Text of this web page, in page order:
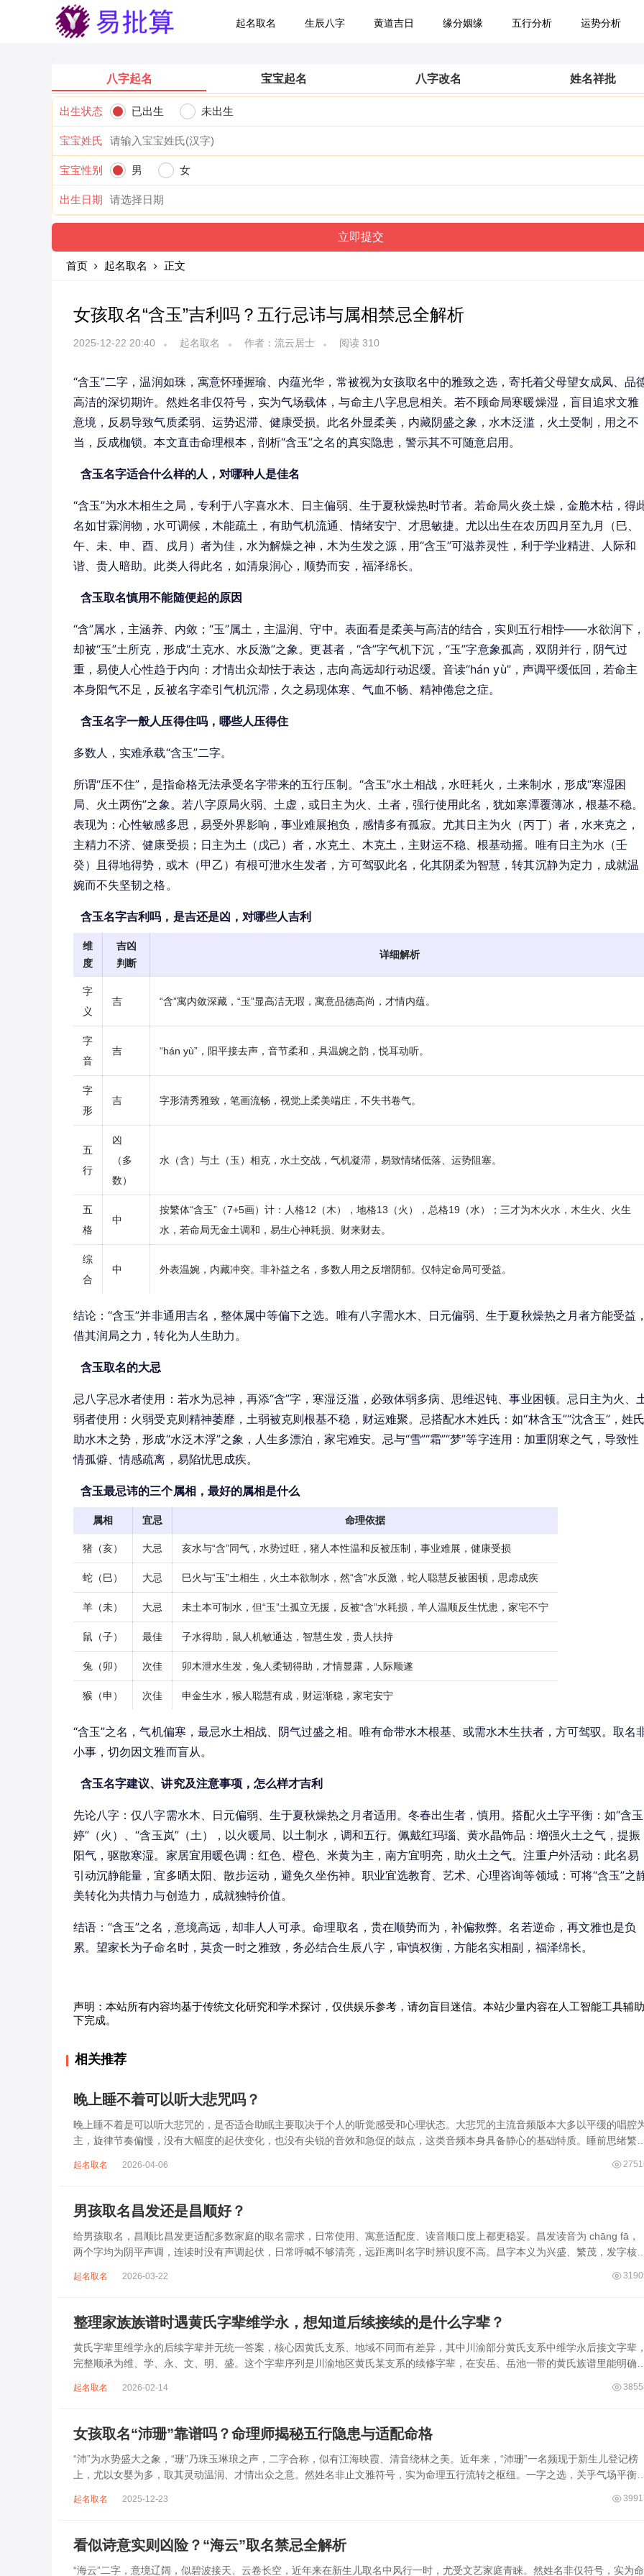
起名取名 生辰八字 黄道吉日 缘分姻缘 五行分析 运势分析
八字起名 宝宝起名 八字改名 姓名祥批
出生状态 已出生 未出生
宝宝姓氏
宝宝性别 男 女
出生日期
首页 起名取名 正文
女孩取名“含玉”吉利吗？五行忌讳与属相禁忌全解析
2025-12-22 20:40 起名取名 作者：流云居士 阅读 310
“含玉”二字，温润如珠，寓意怀瑾握瑜、内蕴光华，常被视为女孩取名中的雅致之选，寄托着父母望女成凤、品
高洁的深切期许。然姓名非仅符号，实为气场载体，与命主八字息息相关。若不顾命局寒暖燥湿，盲目追求文雅
意境，反易导致气质柔弱、运势迟滞、健康受损。此名外显柔美，内藏阴盛之象，水木泛滥，火土受制，用之不
当，反成枷锁。本文直击命理根本，剖析“含玉”之名的真实隐患，警示其不可随意启用。
含玉名字适合什么样的人，对哪种人是佳名
“含玉”为水木相生之局，专利于八字喜水木、日主偏弱、生于夏秋燥热时节者。若命局火炎土燥，金脆木枯，得
名如甘霖润物，水可调候，木能疏土，有助气机流通、情绪安宁、才思敏捷。尤以出生在农历四月至九月（巳、
午、未、申、酉、戌月）者为佳，水为解燥之神，木为生发之源，用“含玉”可滋养灵性，利于学业精进、人际和
谐、贵人暗助。此类人得此名，如清泉润心，顺势而安，福泽绵长。
含玉取名慎用不能随便起的原因
“含”属水，主涵养、内敛；“玉”属土，主温润、守中。表面看是柔美与高洁的结合，实则五行相悖——水欲润下
却被“玉”土所克，形成“土克水、水反激”之象。更甚者，“含”字气机下沉，“玉”字意象孤高，双阴并行，阴气过
重，易使人心性趋于内向：才情出众却怯于表达，志向高远却行动迟缓。音读“hán yù”，声调平缓低回，若命主
本身阳气不足，反被名字牵引气机沉滞，久之易现体寒、气血不畅、精神倦怠之症。
含玉名字一般人压得住吗，哪些人压得住
多数人，实难承载“含玉”二字。
所谓“压不住”，是指命格无法承受名字带来的五行压制。“含玉”水土相战，水旺耗火，土来制水，形成“寒湿困
局、火土两伤”之象。若八字原局火弱、土虚，或日主为火、土者，强行使用此名，犹如寒潭覆薄冰，根基不稳。
表现为：心性敏感多思，易受外界影响，事业难展抱负，感情多有孤寂。尤其日主为火（丙丁）者，水来克之，
主精力不济、健康受损；日主为土（戊己）者，水克土、木克土，主财运不稳、根基动摇。唯有日主为水（壬
癸）且得地得势，或木（甲乙）有根可泄水生发者，方可驾驭此名，化其阴柔为智慧，转其沉静为定力，成就温
婉而不失坚韧之格。
含玉名字吉利吗，是吉还是凶，对哪些人吉利
维
度
吉凶
判断
详细解析
字
义
吉 “含”寓内敛深藏，“玉”显高洁无瑕，寓意品德高尚，才情内蕴。
字
音
吉 “hán yù”，阳平接去声，音节柔和，具温婉之韵，悦耳动听。
字
形
吉 字形清秀雅致，笔画流畅，视觉上柔美端庄，不失书卷气。
五
行
凶
（多
数）
水（含）与土（玉）相克，水土交战，气机凝滞，易致情绪低落、运势阻塞。
五
格
中
按繁体“含玉”（7+5画）计：人格12（木），地格13（火），总格19（水）；三才为木火水，木生火、火生
水，若命局无金土调和，易生心神耗损、财来财去。
综
合
中 外表温婉，内藏冲突。非补益之名，多数人用之反增阴郁。仅特定命局可受益。
结论：“含玉”并非通用吉名，整体属中等偏下之选。唯有八字需水木、日元偏弱、生于夏秋燥热之月者方能受益
借其润局之力，转化为人生助力。
含玉取名的大忌
忌八字忌水者使用：若水为忌神，再添“含”字，寒湿泛滥，必致体弱多病、思维迟钝、事业困顿。忌日主为火、
弱者使用：火弱受克则精神萎靡，土弱被克则根基不稳，财运难聚。忌搭配水木姓氏：如“林含玉”“沈含玉”，姓
助水木之势，形成“水泛木浮”之象，人生多漂泊，家宅难安。忌与“雪”“霜”“梦”等字连用：加重阴寒之气，导致性
情孤僻、情感疏离，易陷忧思成疾。
含玉最忌讳的三个属相，最好的属相是什么
属相 宜忌 命理依据
猪（亥） 大忌 亥水与“含”同气，水势过旺，猪人本性温和反被压制，事业难展，健康受损
蛇（巳） 大忌 巳火与“玉”土相生，火土本欲制水，然“含”水反激，蛇人聪慧反被困顿，思虑成疾
羊（未） 大忌 未土本可制水，但“玉”土孤立无援，反被“含”水耗损，羊人温顺反生忧患，家宅不宁
鼠（子） 最佳 子水得助，鼠人机敏通达，智慧生发，贵人扶持
兔（卯） 次佳 卯木泄水生发，兔人柔韧得助，才情显露，人际顺遂
猴（申） 次佳 申金生水，猴人聪慧有成，财运渐稳，家宅安宁
“含玉”之名，气机偏寒，最忌水土相战、阴气过盛之相。唯有命带水木根基、或需水木生扶者，方可驾驭。取名
小事，切勿因文雅而盲从。
含玉名字建议、讲究及注意事项，怎么样才吉利
先论八字：仅八字需水木、日元偏弱、生于夏秋燥热之月者适用。冬春出生者，慎用。搭配火土字平衡：如“含玉
婷”（火）、“含玉岚”（土），以火暖局、以土制水，调和五行。佩戴红玛瑙、黄水晶饰品：增强火土之气，提振
阳气，驱散寒湿。家居宜用暖色调：红色、橙色、米黄为主，南方宜明亮，助火土之气。注重户外活动：此名易
引动沉静能量，宜多晒太阳、散步运动，避免久坐伤神。职业宜选教育、艺术、心理咨询等领域：可将“含玉”之
美转化为共情力与创造力，成就独特价值。
结语：“含玉”之名，意境高远，却非人人可承。命理取名，贵在顺势而为，补偏救弊。名若逆命，再文雅也是负
累。望家长为子命名时，莫贪一时之雅致，务必结合生辰八字，审慎权衡，方能名实相副，福泽绵长。
声明：本站所有内容均基于传统文化研究和学术探讨，仅供娱乐参考，请勿盲目迷信。本站少量内容在人工智能工具辅助
下完成。
相关推荐
晚上睡不着可以听大悲咒吗？
晚上睡不着是可以听大悲咒的，是否适合助眠主要取决于个人的听觉感受和心理状态。大悲咒的主流音频版本大多以平缓的唱腔
主，旋律节奏偏慢，没有大幅度的起伏变化，也没有尖锐的音效和急促的鼓点，这类音频本身具备静心的基础特质。睡前思绪繁
起名取名 2026-04-06
男孩取名昌发还是昌顺好？
给男孩取名，昌顺比昌发更适配多数家庭的取名需求，日常使用、寓意适配度、读音顺口度上都更稳妥。昌发读音为 chāng fā，
两个字均为阴平声调，连读时没有声调起伏，日常呼喊不够清亮，远距离叫名字时辨识度不高。昌字本义为兴盛、繁茂，发字核
起名取名 2026-03-22
整理家族族谱时遇黄氏字辈维学永，想知道后续接续的是什么字辈？
黄氏字辈里维学永的后续字辈并无统一答案，核心因黄氏支系、地域不同而有差异，其中川渝部分黄氏支系中维学永后接文字辈
完整顺承为维、学、永、文、明、盛。这个字辈序列是川渝地区黄氏某支系的续修字辈，在安岳、岳池一带的黄氏族谱里能明确
起名取名 2026-02-14
女孩取名“沛珊”靠谱吗？命理师揭秘五行隐患与适配命格
“沛”为水势盛大之象，“珊”乃珠玉琳琅之声，二字合称，似有江海映霞、清音绕林之美。近年来，“沛珊”一名频现于新生儿登记榜
上，尤以女婴为多，取其灵动温润、才情出众之意。然姓名非止文雅符号，实为命理五行流转之枢纽。一字之选，关乎气场平衡
起名取名 2025-12-23
看似诗意实则凶险？“海云”取名禁忌全解析
“海云”二字，意境辽阔，似碧波接天、云卷长空，近年来在新生儿取名中风行一时，尤受文艺家庭青睐。然姓名非仅符号，实为命